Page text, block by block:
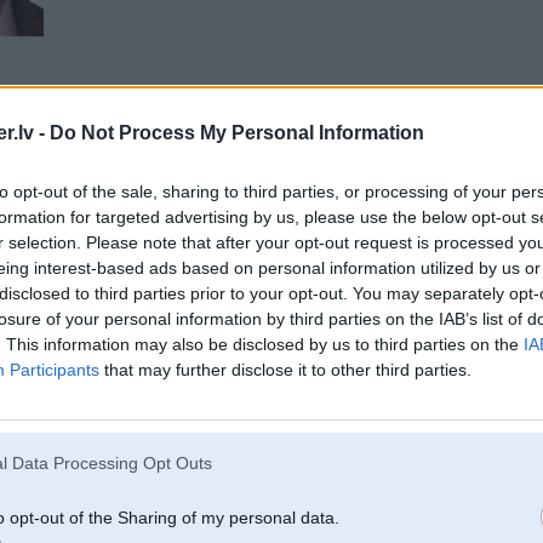
- Do Not Process My Personal Information
opt-out of the sale, sharing to third parties, or processing of your
for targeted advertising by us, please use the below opt-out
selection. Please note that after your opt-out request is processed
interest-based ads based on personal information utilized by us
to third parties prior to your opt-out. You may separately
of your personal information by third parties on the IAB’s list of
This information may also be disclosed by us to third parties on the
Participants that may further disclose it to other third parties.
Data Processing Opt Outs
opt-out of the Sharing of my personal data.
ar S80 T6 2.8 bi-turbo viss ir kedaa! nekadas kosmosa izmaksas tur
16. Apr 2009, 00:08
Datumus apskatieties..